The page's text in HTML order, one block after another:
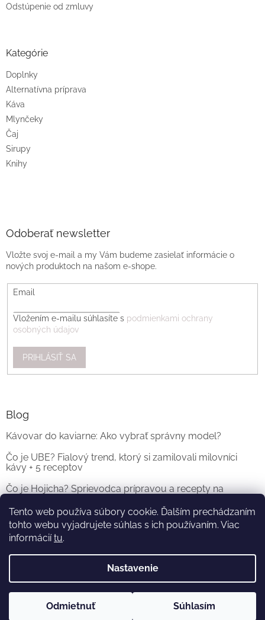
Tento web používa súbory cookie. Ďalším prechádzaním
tohto webu vyjadrujete súhlas s ich používaním. Viac
informáciítu.
Nastavenie
Odmietnuť Súhlasím
Odstúpenie od zmluvy
Kategórie
Doplnky
Alternatívna príprava
Káva
Mlynčeky
Čaj
Sirupy
Knihy
Odoberať newsletter
Vložte svoj e-mail a my Vám budeme zasielať informácie o
nových produktoch na našom e-shope.
Email
Vložením e-mailu súhlasíte s podmienkami ochrany
osobných údajov
PRIHLÁSIŤ SA
Blog
Kávovar do kaviarne: Ako vybrať správny model?
Čo je UBE? Fialový trend, ktorý si zamilovali milovníci
kávy + 5 receptov
Čo je Hojicha? Sprievodca prípravou a recepty na
ARCHÍV
Vytvoril Shoptet a
Copyright 2026 . Všetky práva vyhradené.